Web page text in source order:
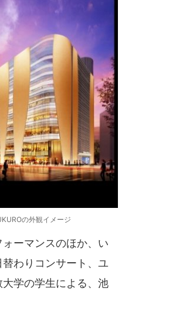
の外観イメージ
ーマンスのほか、い
わりコンサート、ユ
学の学生による、池